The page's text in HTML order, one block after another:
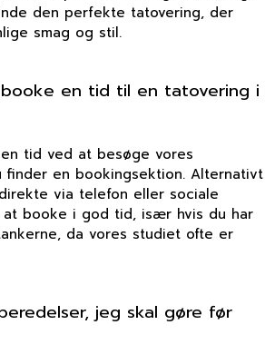
den perfekte tatovering, der
smag og stil.
en tid til en tatovering i
tid ved at besøge vores
finder en bookingsektion. Alternativt
via telefon eller sociale
at booke i god tid, især hvis du har
da vores studiet ofte er
jeg skal gøre før